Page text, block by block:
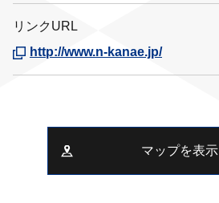
リンクURL
http://www.n-kanae.jp/
マップを表示